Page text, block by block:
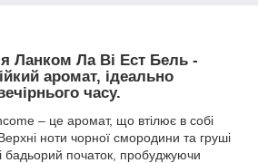
Ланком Ла Ві Ест Бель -
аромат, ідеально
часу.
– це аромат, що втілює в собі
ноти чорної смородини та груші
бадьорий початок, пробуджуючи